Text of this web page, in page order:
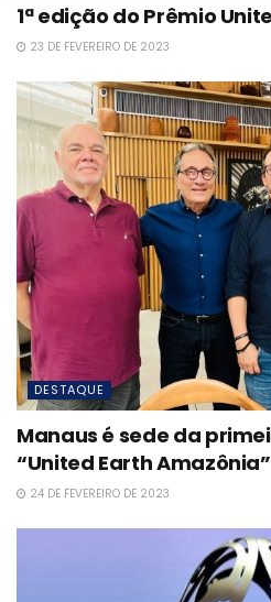
1ª edição do Prêmio
23 DE FEVEREIRO DE 2023
DESTAQUE
Manaus é sede da
“United Earth Amazônia”
24 DE FEVEREIRO DE 2023